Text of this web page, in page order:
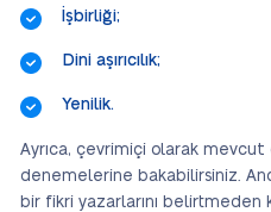
İşbirliği;
Dini aşırıcılık;
Yenilik.
Ayrıca, çevrimiçi olarak mevcut
denemelerine bakabilirsiniz.
bir fikri yazarlarını belirtmeden